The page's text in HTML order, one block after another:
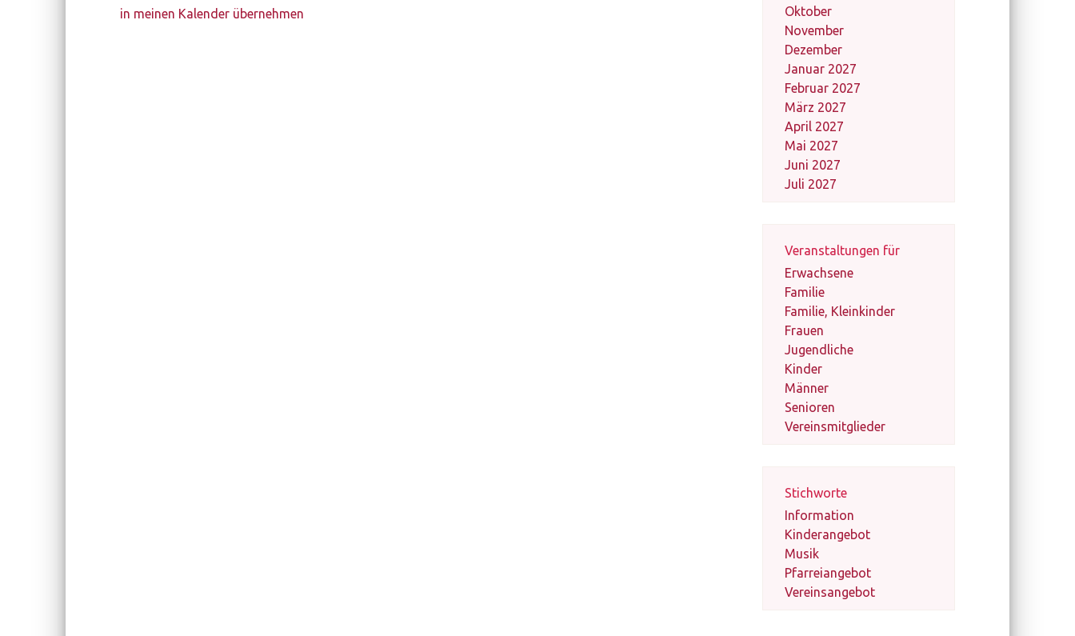
Oktober
November
Dezember
Januar 2027
Februar 2027
März 2027
April 2027
Mai 2027
Juni 2027
Juli 2027
Veranstaltungen für
Erwachsene
Familie
Familie, Kleinkinder
Frauen
Jugendliche
Kinder
Männer
Senioren
Vereinsmitglieder
Stichworte
Information
Kinderangebot
Musik
Pfarreiangebot
Vereinsangebot
in meinen Kalender übernehmen